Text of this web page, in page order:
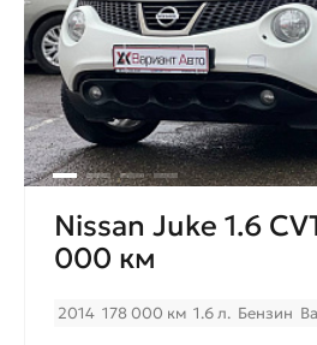
Nissan Juke 1.6
000 км
2014 178 000 км 1.6 л. Бензин